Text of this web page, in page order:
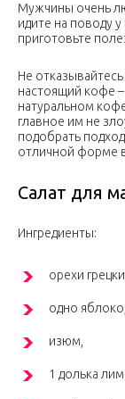
Мужчины очень
идите на поводу
приготовьте
Не
настоящий кофе –
натуральном
главное им не
подобрать
отличной форме
Салат для
Ингредиенты:
орехи
одно яблоко,
изюм,
1 долька